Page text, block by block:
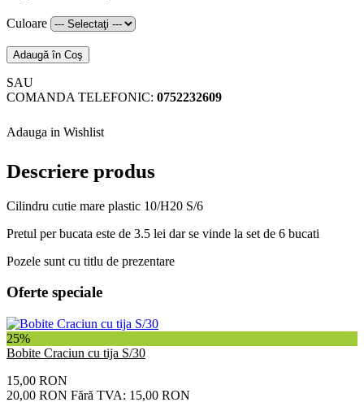
Culoare
Adaugă în Coş
SAU
COMANDA TELEFONIC: 0752232609
Adauga in Wishlist
Descriere produs
Cilindru cutie mare plastic 10/H20 S/6
Pretul per bucata este de 3.5 lei dar se vinde la set de 6 bucati
Pozele sunt cu titlu de prezentare
Oferte speciale
25%
Bobite Craciun cu tija S/30
15,00 RON
20,00 RON Fără TVA: 15,00 RON